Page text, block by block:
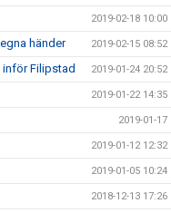
2019-02-18 10:00
händer 2019-02-15 08:52
inför Filipstad 2019-01-24 20:52
2019-01-22 14:35
2019-01-17
2019-01-12 12:32
2019-01-05 10:24
2018-12-13 17:26